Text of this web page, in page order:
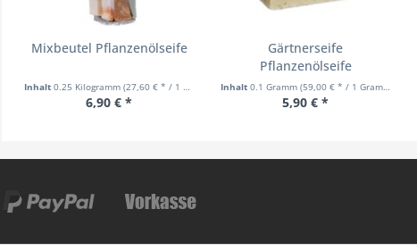
Mixbeutel Pflanzenölseife
Inhalt 0.25 Kilogramm (27,60 € * / 1 Kilogramm)
6,90 € *
Gärtnerseife
Pflanzenölseife
Inhalt 0.1 Gramm (59,00 € * / 1 Gramm)
5,90 € *